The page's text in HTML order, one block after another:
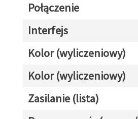
Połączenie
Interfejs
Kolor (wyliczeniowy)
Kolor (wyliczeniowy)
Zasilanie (lista)